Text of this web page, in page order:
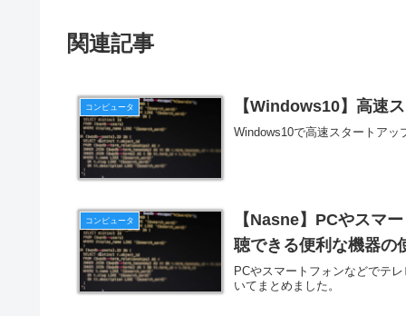
関連記事
コンピュータ 【Windows10】高速
Windows10で高速スタートア
コンピュータ
【Nasne】PCやスマ
聴できる便利な機器の
PCやスマートフォンなどでテ
いてまとめました。